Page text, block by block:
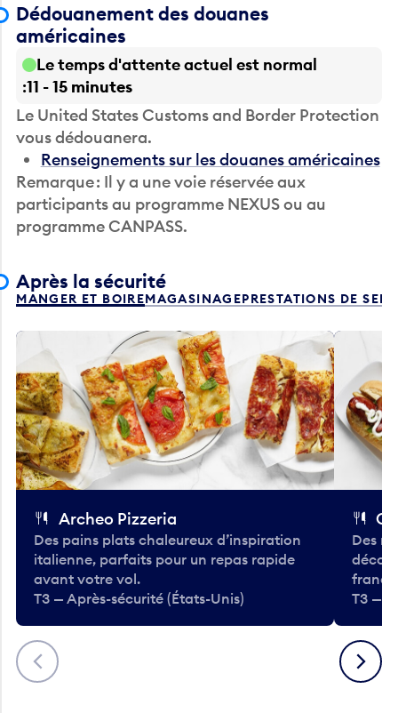
Dédouanement des douanes
américaines
Le temps d'attente actuel est normal
11 - 15 minutes
Le United States Customs and Border Protection
vous dédouanera.
Renseignements sur les douanes américaines
Remarque : Il y a une voie réservée aux
participants au programme NEXUS ou au
programme CANPASS.
Après la sécurité
MANGER ET BOIREMAGASINAGEPRESTATIONS DE
Précédent
Archeo Pizzeria
Des pains plats chaleureux d’inspiration
italienne, parfaits pour un repas rapide
avant votre vol.
T3 — Après-sécurité (États-Unis)
Des
T3 —
Suivant